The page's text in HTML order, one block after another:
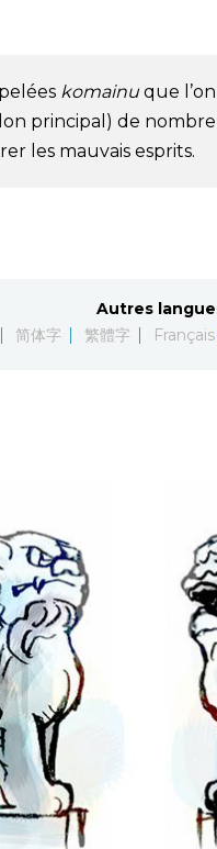
komainuque
principal) de
les mauvais esprits.
Autres
简体字 繁體字 Français